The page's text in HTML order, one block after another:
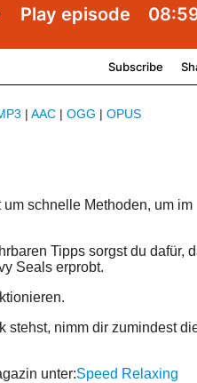
|AAC |OGG |OPUS
schnelle Methoden, um im
Tipps sorgst du dafür,
Seals erprobt.
stehst, nimm dir zumindest
unter:Speed Relaxing